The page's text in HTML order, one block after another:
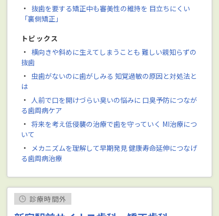
・ 抜歯を要する矯正中も審美性の維持を 目立ちにくい
「裏側矯正」
トピックス
・ 横向きや斜めに生えてしまうことも 難しい親知らずの
抜歯
・ 虫歯がないのに歯がしみる 知覚過敏の原因と対処法と
は
・
人前で口を開けづらい臭いの悩みに 口臭予防につなが
る歯周病ケア
・ 将来を考え低侵襲の治療で歯を守っていく MI治療につ
いて
・ メカニズムを理解して早期発見 健康寿命延伸につなげ
る歯周病治療
診療時間外